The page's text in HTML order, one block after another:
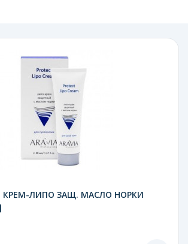
КРЕМ-ЛИПО ЗАЩ. МАСЛО НОРКИ